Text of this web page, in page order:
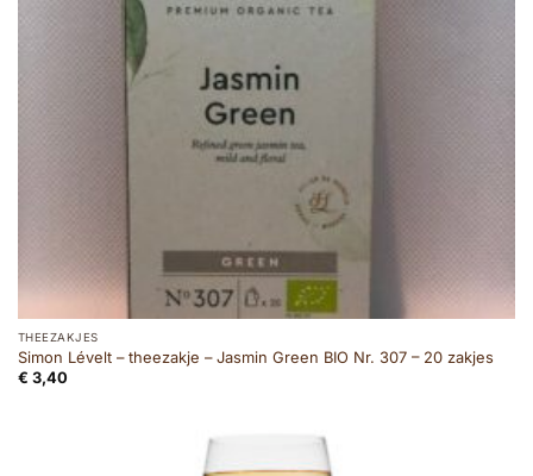
THEEZAKJES
Simon Lévelt – theezakje – Jasmin Green BIO Nr. 307 – 20 zakjes
€ 3,40